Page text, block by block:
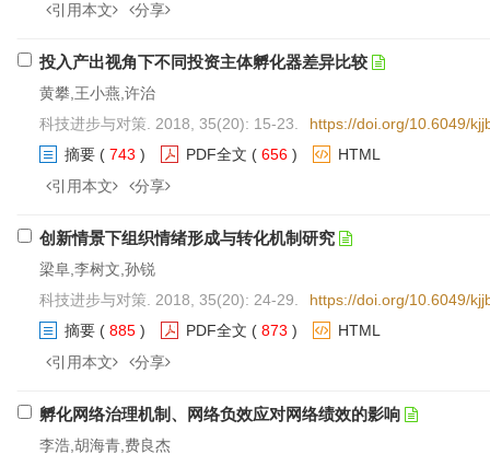
引用本文
分享
投入产出视角下不同投资主体孵化器差异比较
黄攀,王小燕,许治
科技进步与对策. 2018, 35(20): 15-23.
https://doi.org/10.6049/
摘要 ( 743 ) PDF全文 ( 656 )
HTML
引用本文
分享
创新情景下组织情绪形成与转化机制研究
梁阜,李树文,孙锐
科技进步与对策. 2018, 35(20): 24-29.
https://doi.org/10.6049/
摘要 ( 885 ) PDF全文 ( 873 )
HTML
引用本文
分享
孵化网络治理机制、网络负效应对网络绩效的影响
李浩,胡海青,费良杰